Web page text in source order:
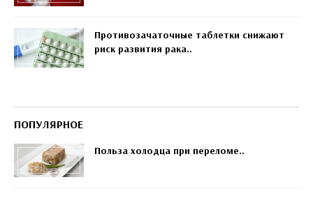
Противозачаточные таблетки снижают
риск развития рака..
ПОПУЛЯРНОЕ
Польза холодца при переломе..